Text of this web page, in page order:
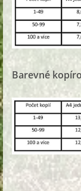
Barevné